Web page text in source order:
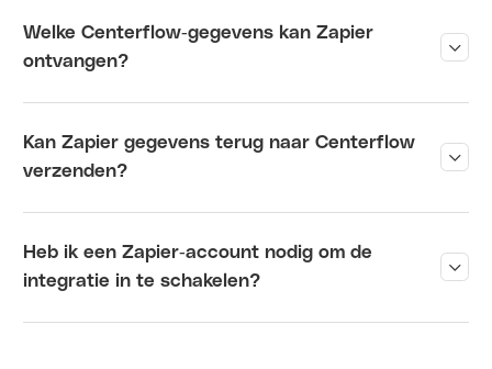
Welke Centerflow-gegevens kan Zapier
ontvangen?
Kan Zapier gegevens terug naar Centerflow
verzenden?
Heb ik een Zapier-account nodig om de
integratie in te schakelen?